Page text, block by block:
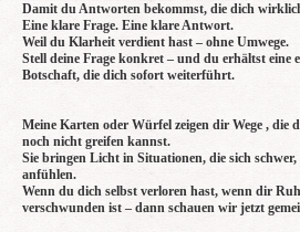
Damit du Antworten bekommst, die dich
Eine klare Frage. Eine klare Antwort.
Weil du Klarheit verdient hast – ohne Umwege.
Stell deine Frage konkret – und du erhältst eine
Botschaft, die dich sofort weiterführt.
Meine Karten oder Würfel zeigen dir Wege , die
noch nicht greifen kannst.
Sie bringen Licht in Situationen, die sich
anfühlen.
Wenn du dich selbst verloren hast, wenn dir
verschwunden ist – dann schauen wir jetzt